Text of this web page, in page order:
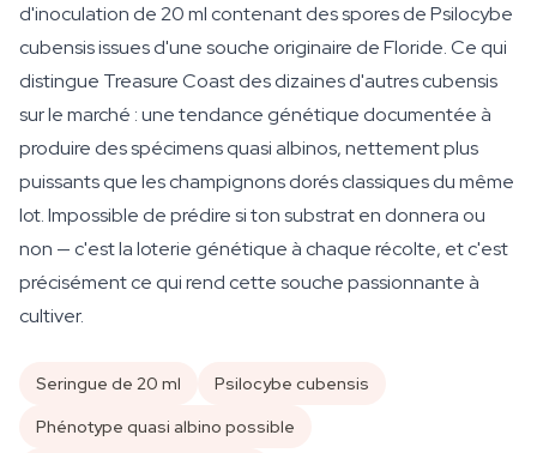
d'inoculation de 20 ml contenant des spores de Psilocybe
cubensis issues d'une souche originaire de Floride. Ce qui
distingue Treasure Coast des dizaines d'autres cubensis
sur le marché : une tendance génétique documentée à
produire des spécimens quasi albinos, nettement plus
puissants que les champignons dorés classiques du même
lot. Impossible de prédire si ton substrat en donnera ou
non — c'est la loterie génétique à chaque récolte, et c'est
précisément ce qui rend cette souche passionnante à
cultiver.
Seringue de 20 ml
Psilocybe cubensis
Phénotype quasi albino possible